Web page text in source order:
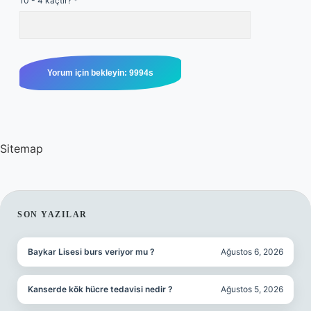
Sitemap
SIDEBAR
SON YAZILAR
Baykar Lisesi burs veriyor mu ? Ağustos 6, 2026
Kanserde kök hücre tedavisi nedir ? Ağustos 5, 2026